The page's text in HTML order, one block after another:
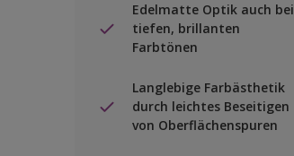
Edelmatte Optik auch bei
tiefen, brillanten
Farbtönen
Langlebige Farbästhetik
durch leichtes Beseitigen
von Oberflächenspuren